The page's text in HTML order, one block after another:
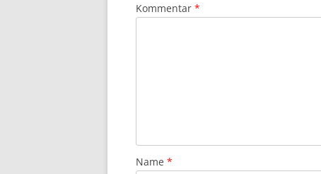
Kommentar *
Name *